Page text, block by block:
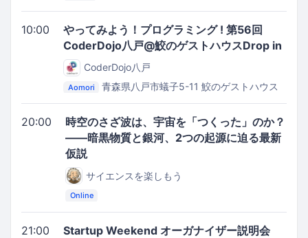
10:00
やってみよう！プログラミング ! 第56回
CoderDojo八戸@鮫のゲストハウスDrop in
CoderDojo八戸
Aomori 青森県八戸市蟻子5-11 鮫のゲストハウス
20:00
時空のさざ波は、宇宙を「つくった」のか？
――暗黒物質と銀河、2つの起源に迫る最新
仮説
サイエンスを楽しもう
Online
21:00
Startup Weekend オーガナイザー説明会